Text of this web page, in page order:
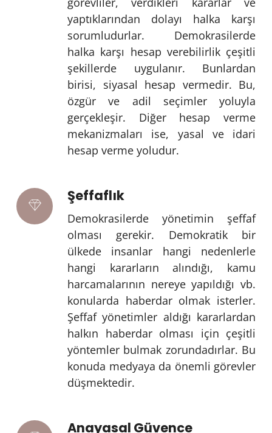
yaptıklarından dolayı halka karşı
sorumludurlar. Demokrasilerde
halka karşı hesap verebilirlik çeşitli
şekillerde uygulanır. Bunlardan
birisi, siyasal hesap vermedir. Bu,
özgür ve adil seçimler yoluyla
gerçekleşir. Diğer hesap verme
mekanizmaları ise, yasal ve idari
hesap verme yoludur.
Şeffaflık
Demokrasilerde yönetimin şeffaf
olması gerekir. Demokratik bir
ülkede insanlar hangi nedenlerle
hangi kararların alındığı, kamu
harcamalarının nereye yapıldığı vb.
konularda haberdar olmak isterler.
Şeffaf yönetimler aldığı kararlardan
halkın haberdar olması için çeşitli
yöntemler bulmak zorundadırlar. Bu
konuda medyaya da önemli görevler
düşmektedir.
Anayasal Güvence